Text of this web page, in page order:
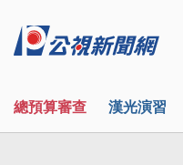
總預算審查 漢光演習